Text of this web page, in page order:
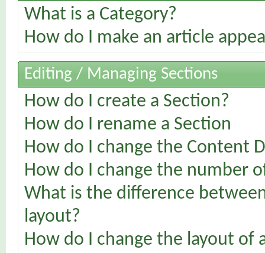
What is a Category?
How do I make an article
Editing / Managing Sections
How do I create a Section?
How do I rename a Section
How do I change the Content
How do I change the number
What is the difference
layout?
How do I change the layout of